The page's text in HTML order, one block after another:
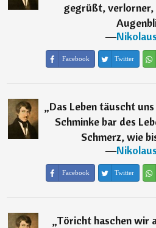
gegrüßt,
―
Facebook Twitter
„Das Leben täuscht
Schminke bar des
Schmerz, wie
―
Facebook Twitter
„Töricht haschen wir